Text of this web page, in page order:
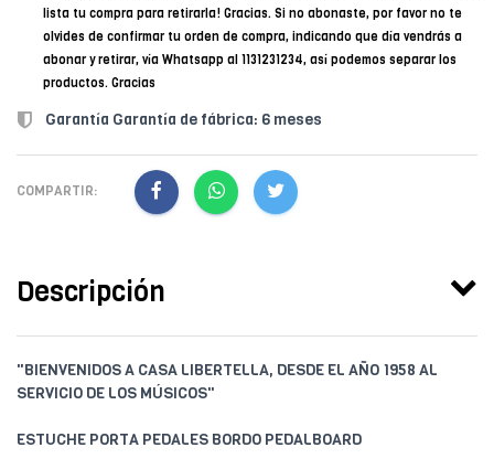
lista tu compra para retirarla! Gracias. Si no abonaste, por favor no te
olvides de confirmar tu orden de compra, indicando que día vendrás a
abonar y retirar, vía Whatsapp al 1131231234, así podemos separar los
productos. Gracias
Garantía Garantía de fábrica: 6 meses
COMPARTIR:
Descripción
"BIENVENIDOS A CASA LIBERTELLA, DESDE EL AÑO 1958 AL
SERVICIO DE LOS MÚSICOS"
ESTUCHE PORTA PEDALES BORDO PEDALBOARD